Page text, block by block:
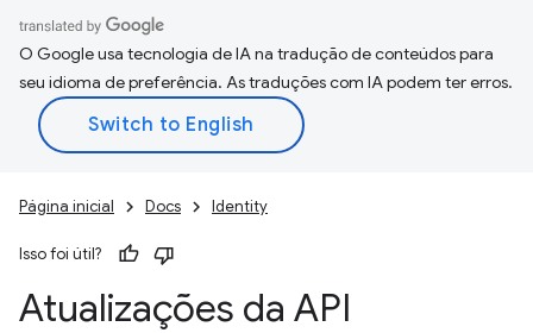
O Google usa tecnologia de IA na tradução de conteúdos para
seu idioma de preferência. As traduções com IA podem ter erros.
Página inicial Docs Identity
Isso foi útil?
Atualizações da API